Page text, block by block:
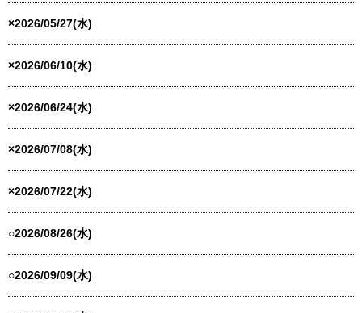
×2026/05/27(水)
×2026/06/10(水)
×2026/06/24(水)
×2026/07/08(水)
×2026/07/22(水)
○2026/08/26(水)
○2026/09/09(水)